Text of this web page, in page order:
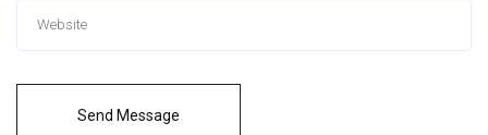
Send Message